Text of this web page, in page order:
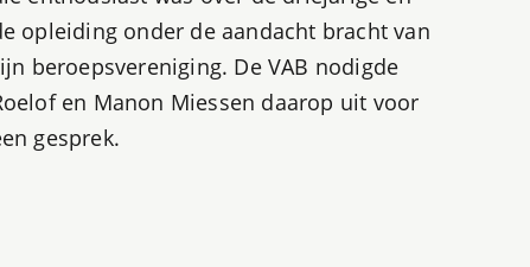
opleiding onder de aandacht bracht van
beroepsvereniging. De VAB nodigde
en Manon Miessen daarop uit voor
gesprek.